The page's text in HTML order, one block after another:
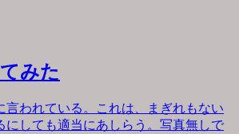
みた
われている。これは、まぎれもない
しても適当にあしらう。写真無しで